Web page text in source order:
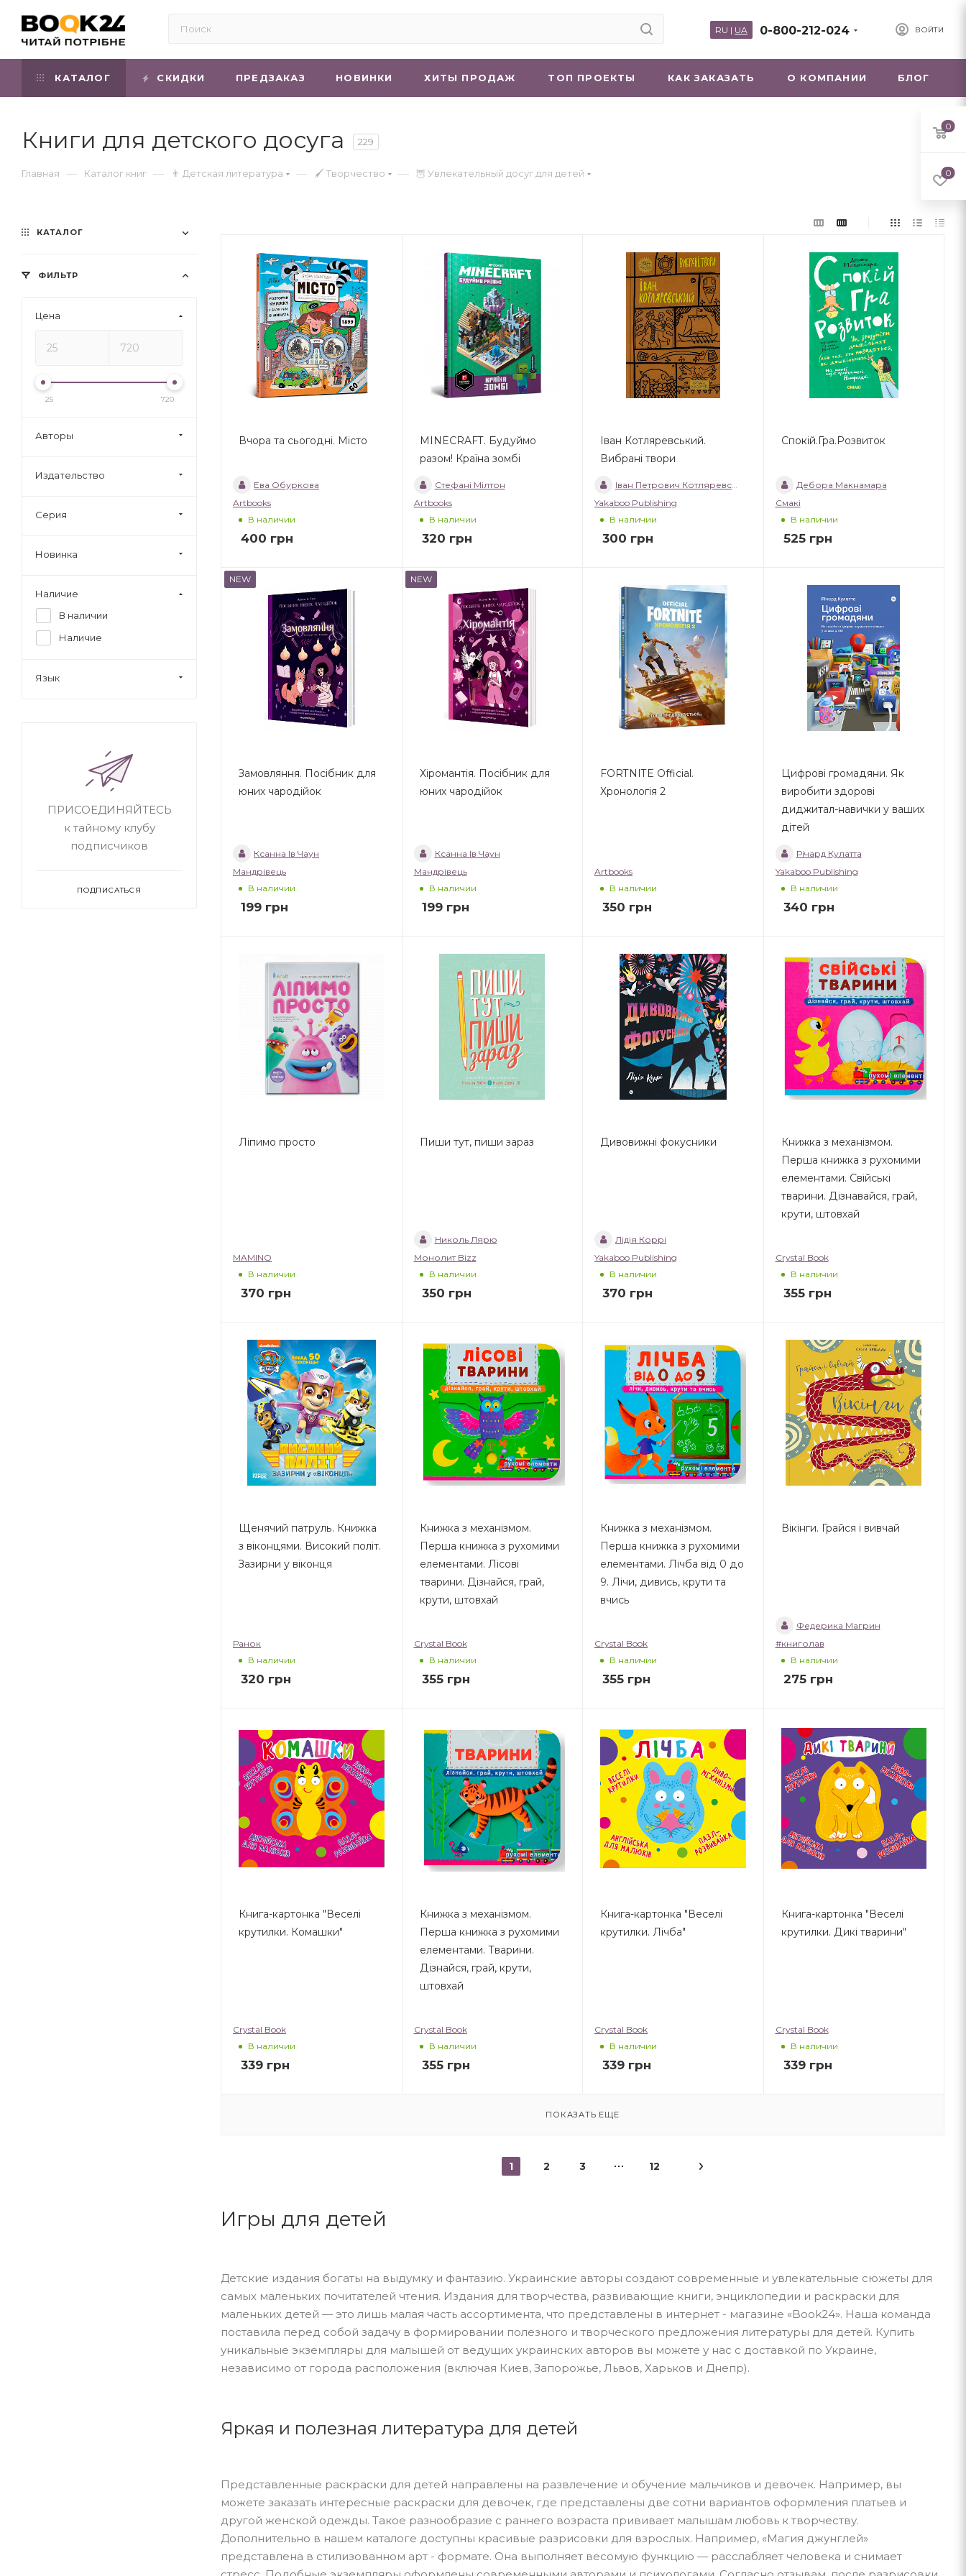
ВОЙТИ
0-800-212-024
RU | UA
КАТАЛОГ СКИДКИ ПРЕДЗАКАЗ НОВИНКИ ХИТЫ ПРОДАЖ ТОП ПРОЕКТЫ КАК ЗАКАЗАТЬ О КОМПАНИИ БЛОГ
Книги для детского досуга 229
Главная — Каталог книг — 👨 Детская литература — 🖌 Творчество — 🦉 Увлекательный досуг для детей
Вчора та сьогодні. Місто
Ева Обуркова
Artbooks
В наличии
400 грн
MINECRAFT. Будуймо
разом! Країна зомбі
Стефані Мілтон
Artbooks
В наличии
320 грн
Іван Котляревський.
Вибрані твори
Іван Петрович Котляревський
Yakaboo Publishing
В наличии
300 грн
Спокій.Гра.Розвиток
Дебора Макнамара
Смакі
В наличии
525грн
NEW
Замовляння. Посібник для
юних чародійок
Ксанна Ів Чаун
Мандрівець
В наличии
199 грн
NEW
Хіромантія. Посібник для
юних чародійок
Ксанна Ів Чаун
Мандрівець
В наличии
199грн
FORTNITE Official.
Хронологія 2
Artbooks
В наличии
350 грн
Цифрові громадяни. Як
виробити здорові
диджитал-навички у ваших
дітей
Річард Кулатта
Yakaboo Publishing
В наличии
340 грн
Ліпимо просто
MAMINO
В наличии
370 грн
Пиши тут, пиши зараз
Николь Лярю
Монолит Bizz
В наличии
350 грн
Дивовижні фокусники
Лідія Коррі
Yakaboo Publishing
В наличии
370 грн
Книжка з механізмом.
Перша книжка з рухомими
елементами. Свійські
тварини. Дізнавайся, грай,
крути, штовхай
Crystal Book
В наличии
355грн
Щенячий патруль. Книжка
з віконцями. Високий політ.
Зазирни у віконця
Ранок
В наличии
320 грн
Книжка з механізмом.
Перша книжка з рухомими
елементами. Лісові
тварини. Дізнайся, грай,
крути, штовхай
Crystal Book
В наличии
355грн
Книжка з механізмом.
Перша книжка з рухомими
елементами. Лічба від 0 до
9. Лічи, дивись, крути та
вчись
Crystal Book
В наличии
355 грн
Вікінги. Грайся і вивчай
Федерика Магрин
#книголав
В наличии
275грн
Книга-картонка "Веселі
крутилки. Комашки"
Crystal Book
В наличии
339 грн
Книжка з механізмом.
Перша книжка з рухомими
елементами. Тварини.
Дізнайся, грай, крути,
штовхай
Crystal Book
В наличии
355грн
Книга-картонка "Веселі
крутилки. Лічба"
Crystal Book
В наличии
339 грн
Книга-картонка "Веселі
крутилки. Дикі тварини"
Crystal Book
В наличии
339грн
ПОКАЗАТЬ ЕЩЕ
1 2 3 12
Игры для детей
Детские издания богаты на выдумку и фантазию. Украинские авторы создают современные и увлекательные сюжеты для
самых маленьких почитателей чтения. Издания для творчества, развивающие книги, энциклопедии и раскраски для
маленьких детей — это лишь малая часть ассортимента, что представлены в интернет - магазине «Book24». Наша команда
поставила перед собой задачу в формировании полезного и творческого предложения литературы для детей. Купить
уникальные экземпляры для малышей от ведущих украинских авторов вы можете у нас с доставкой по Украине,
независимо от города расположения (включая Киев, Запорожье, Львов, Харьков и Днепр).
Яркая и полезная литература для детей
Представленные раскраски для детей направлены на развлечение и обучение мальчиков и девочек. Например, вы
можете заказать интересные раскраски для девочек, где представлены две сотни вариантов оформления платьев и
другой женской одежды. Такое разнообразие с раннего возраста прививает малышам любовь к творчеству.
Дополнительно в нашем каталоге доступны красивые разрисовки для взрослых. Например, «Магия джунглей»
представлена в стилизованном арт - формате. Она выполняет весомую функцию — расслабляет человека и снимает
КАТАЛОГ
ФИЛЬТР
Цена
25 720
Авторы
Издательство
Серия
Новинка
Наличие
В наличии
Наличие
Язык
ПРИСОЕДИНЯЙТЕСЬ
к тайному клубу
подписчиков
ПОДПИСАТЬСЯ
0
0